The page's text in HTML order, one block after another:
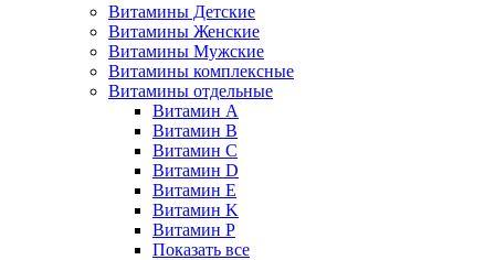
Витамины Детские
Витамины Женские
Витамины Мужские
Витамины комплексные
Витамины отдельные
Витамин A
Витамин B
Витамин C
Витамин D
Витамин E
Витамин K
Витамин P
Показать все